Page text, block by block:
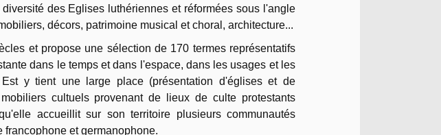
des Eglises luthériennes et réformées sous l'angle
décors, patrimoine musical et choral, architecture...
et propose une sélection de 170 termes représentatifs
dans le temps et dans l'espace, dans les usages et les
y tient une large place (présentation d'églises et de
cultuels provenant de lieux de culte protestants
accueillit sur son territoire plusieurs communautés
francophone et germanophone.